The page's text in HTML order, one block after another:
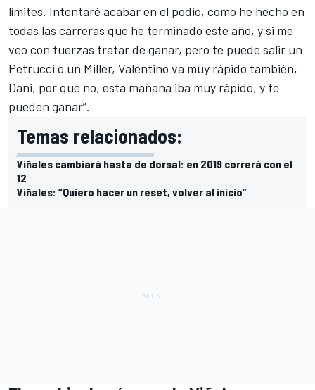
límites. Intentaré acabar en el podio, como he hecho en
todas las carreras que he terminado este año, y si me
veo con fuerzas tratar de ganar, pero te puede salir un
Petrucci o un Miller, Valentino va muy rápido también,
Dani, por qué no, esta mañana iba muy rápido, y te
pueden ganar”.
Temas relacionados:
Viñales cambiará hasta de dorsal: en 2019 correrá con el
12
Viñales: “Quiero hacer un reset, volver al inicio”